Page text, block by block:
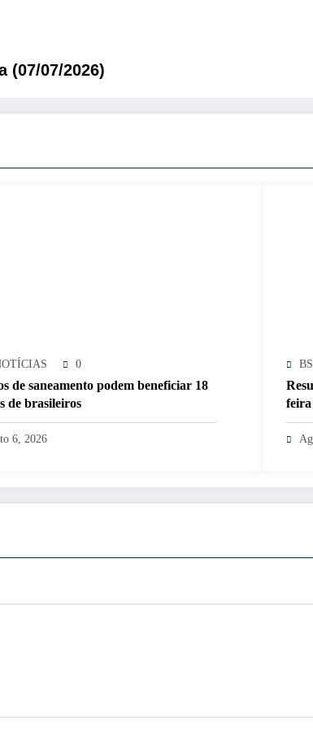
(07/07/2026)
0
de saneamento podem beneficiar 18
de brasileiros
6, 2026
feira